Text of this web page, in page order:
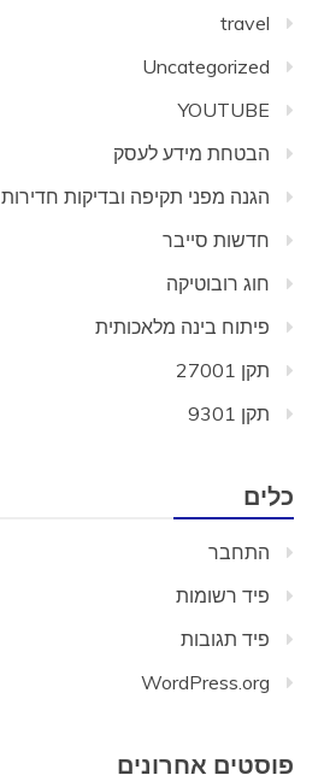
travel
Uncategorized
YOUTUBE
הבטחת מידע לעסק
הגנה מפני תקיפה ובדיקות חדירות
חדשות סייבר
חוג רובוטיקה
פיתוח בינה מלאכותית
תקן 27001
תקן 9301
כלים
התחבר
פיד רשומות
פיד תגובות
WordPress.org
פוסטים אחרונים